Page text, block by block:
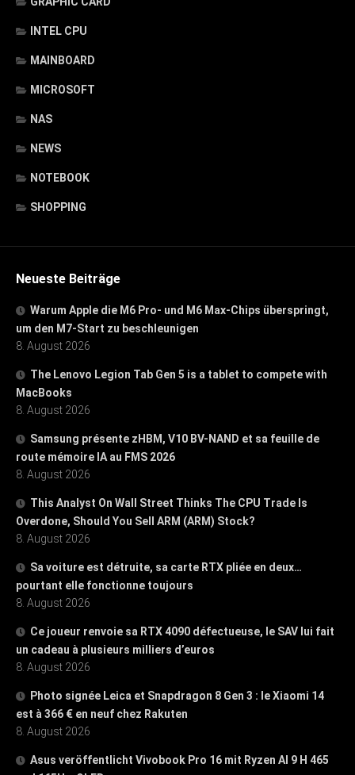
INTEL CPU
MAINBOARD
MICROSOFT
NAS
NEWS
NOTEBOOK
SHOPPING
Neueste Beiträge
Warum Apple die M6 Pro- und M6 Max-Chips überspringt,
um den M7-Start zu beschleunigen
8. August 2026
The Lenovo Legion Tab Gen 5 is a tablet to compete with
MacBooks
8. August 2026
Samsung présente zHBM, V10 BV-NAND et sa feuille de
route mémoire IA au FMS 2026
8. August 2026
This Analyst On Wall Street Thinks The CPU Trade Is
Overdone, Should You Sell ARM (ARM) Stock?
8. August 2026
Sa voiture est détruite, sa carte RTX pliée en deux…
pourtant elle fonctionne toujours
8. August 2026
Ce joueur renvoie sa RTX 4090 défectueuse, le SAV lui fait
un cadeau à plusieurs milliers d’euros
8. August 2026
Photo signée Leica et Snapdragon 8 Gen 3 : le Xiaomi 14
est à 366 € en neuf chez Rakuten
8. August 2026
Asus veröffentlicht Vivobook Pro 16 mit Ryzen AI 9 H 465